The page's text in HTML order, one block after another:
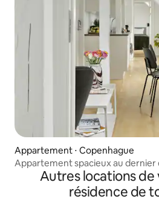
Appartement ⋅ Copenhague
Appartement spacieux au dernier
5 personnes
Autres locations de
résidence de